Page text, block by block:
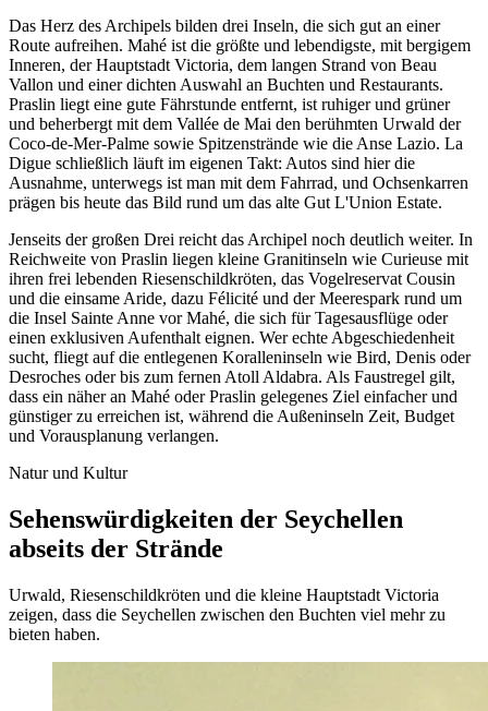
Das Herz des Archipels bilden drei Inseln, die sich gut an einer
Route aufreihen. Mahé ist die größte und lebendigste, mit bergigem
Inneren, der Hauptstadt Victoria, dem langen Strand von Beau
Vallon und einer dichten Auswahl an Buchten und Restaurants.
Praslin liegt eine gute Fährstunde entfernt, ist ruhiger und grüner
und beherbergt mit dem Vallée de Mai den berühmten Urwald der
Coco-de-Mer-Palme sowie Spitzenstrände wie die Anse Lazio. La
Digue schließlich läuft im eigenen Takt: Autos sind hier die
Ausnahme, unterwegs ist man mit dem Fahrrad, und Ochsenkarren
prägen bis heute das Bild rund um das alte Gut L'Union Estate.
Jenseits der großen Drei reicht das Archipel noch deutlich weiter. In
Reichweite von Praslin liegen kleine Granitinseln wie Curieuse mit
ihren frei lebenden Riesenschildkröten, das Vogelreservat Cousin
und die einsame Aride, dazu Félicité und der Meerespark rund um
die Insel Sainte Anne vor Mahé, die sich für Tagesausflüge oder
einen exklusiven Aufenthalt eignen. Wer echte Abgeschiedenheit
sucht, fliegt auf die entlegenen Koralleninseln wie Bird, Denis oder
Desroches oder bis zum fernen Atoll Aldabra. Als Faustregel gilt,
dass ein näher an Mahé oder Praslin gelegenes Ziel einfacher und
günstiger zu erreichen ist, während die Außeninseln Zeit, Budget
und Vorausplanung verlangen.
Natur und Kultur
Sehenswürdigkeiten der Seychellen
abseits der Strände
Urwald, Riesenschildkröten und die kleine Hauptstadt Victoria
zeigen, dass die Seychellen zwischen den Buchten viel mehr zu
bieten haben.